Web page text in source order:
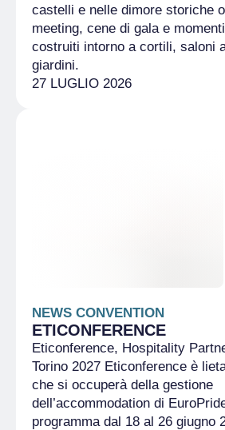
castelli e nelle dimore storiche
meeting, cene di gala e
costruiti intorno a cortili, saloni
giardini.
27 LUGLIO 2026
NEWS CONVENTION
ETICONFERENCE
Eticonference, Hospitality
Torino 2027 Eticonference è
che si occuperà della gestione
dell’accommodation di
programma dal 18 al 26 giugno